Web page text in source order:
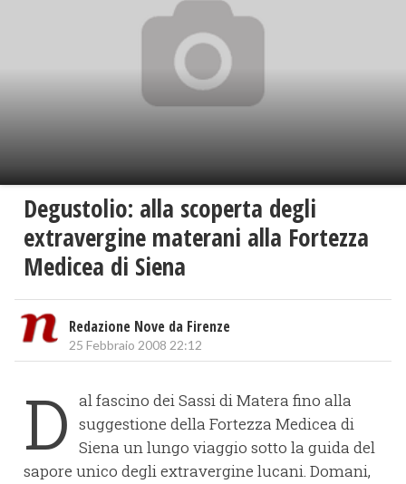
Degustolio: alla scoperta degli
extravergine materani alla Fortezza
Medicea di Siena
Redazione Nove da Firenze
25 Febbraio 2008 22:12
D al fascino dei Sassi di Matera fino alla
suggestione della Fortezza Medicea di
Siena un lungo viaggio sotto la guida del
sapore unico degli extravergine lucani. Domani,